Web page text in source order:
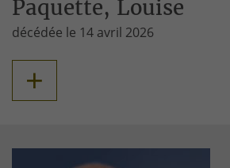
Paquette, Louise
décédée le 14 avril 2026
+